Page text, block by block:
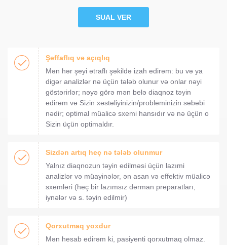
SUAL VER
Şəffaflıq və açıqlıq
Mən hər şeyi ətraflı şəkildə izah edirəm: bu və ya
digər analizlər nə üçün tələb olunur və onlar nəyi
göstərirlər; nəyə görə mən belə diaqnoz təyin
edirəm və Sizin xəstəliyinizin/probleminizin səbəbi
nədir; optimal müalicə sxemi hansıdır və nə üçün o
Sizin üçün optimaldır.
Sizdən artıq heç nə tələb olunmur
Yalnız diaqnozun təyin edilməsi üçün lazımi
analizlər və müayinələr, ən asan və effektiv müalicə
sxemləri (heç bir lazımsız dərman preparatları,
iynələr və s. təyin edilmir)
Qorxutmaq yoxdur
Mən hesab edirəm ki, pasiyenti qorxutmaq olmaz.